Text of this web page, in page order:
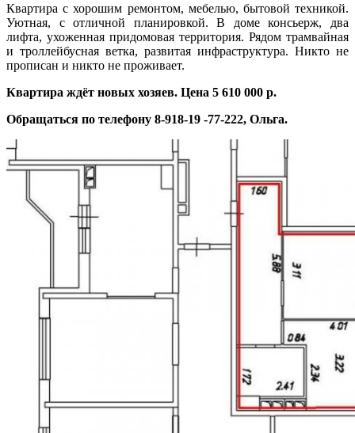
Квартира с хорошим ремонтом, мебелью, бытовой техникой.
Уютная, с отличной планировкой. В доме консьерж, два
лифта, ухоженная придомовая территория. Рядом трамвайная
и троллейбусная ветка, развитая инфраструктура. Никто не
прописан и никто не проживает.
Квартира ждёт новых хозяев. Цена 5 610 000 р.
Обращаться по телефону 8-918-19 -77-222, Ольга.